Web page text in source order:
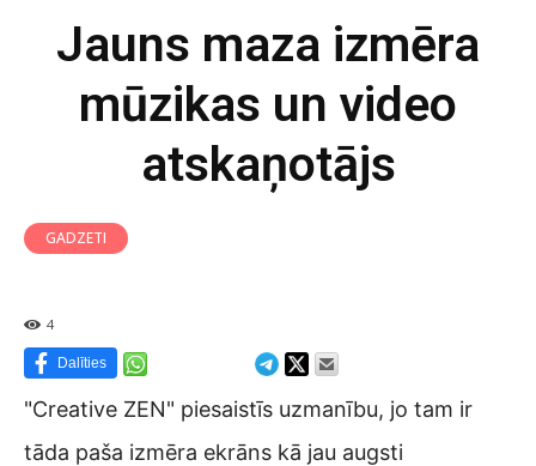
Jauns maza izmēra
mūzikas un video
atskaņotājs
GADZETI
4
Dalīties
"Creative ZEN" piesaistīs uzmanību, jo tam ir
tāda paša izmēra ekrāns kā jau augsti